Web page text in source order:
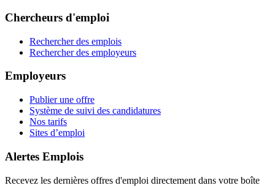
Chercheurs d'emploi
Rechercher des emplois
Rechercher des employeurs
Employeurs
Publier une offre
Système de suivi des candidatures
Nos tarifs
Sites d’emploi
Alertes Emplois
Recevez les dernières offres d'emploi directement dans votre boîte